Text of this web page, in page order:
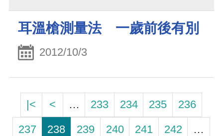
耳溫槍測量法 一歲前後有別
2012/10/3
|< < … 233 234 235
236
237
238 239 240 241 242
…